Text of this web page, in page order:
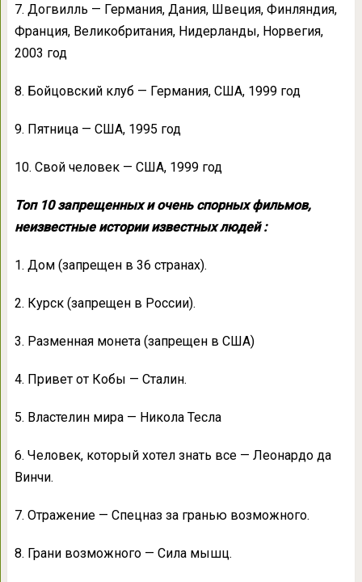
7. Догвилль — Германия, Дания, Швеция, Финляндия,
Франция, Великобритания, Нидерланды, Норвегия,
2003 год
8. Бойцовский клуб — Германия, США, 1999 год
9. Пятница — США, 1995 год
10. Свой человек — США, 1999 год
Топ 10 запрещенных и очень спорных фильмов,
неизвестные истории известных людей :
1. Дом (запрещен в 36 странах).
2. Курск (запрещен в России).
3. Разменная монета (запрещен в США)
4. Привет от Кобы — Сталин.
5. Властелин мира — Никола Тесла
6. Человек, который хотел знать все — Леонардо да
Винчи.
7. Отражение — Спецназ за гранью возможного.
8. Грани возможного — Сила мышц.